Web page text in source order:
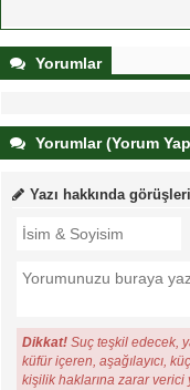
Yorumlar
Yorumlar (Yorum
Yazı hakkında
Dikkat! Suç teşkil edecek,
küfür içeren, aşağılayıcı,
kişilik haklarına zarar